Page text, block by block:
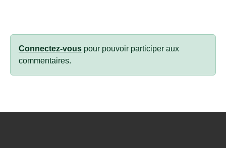
Connectez-vous pour pouvoir participer aux
commentaires.